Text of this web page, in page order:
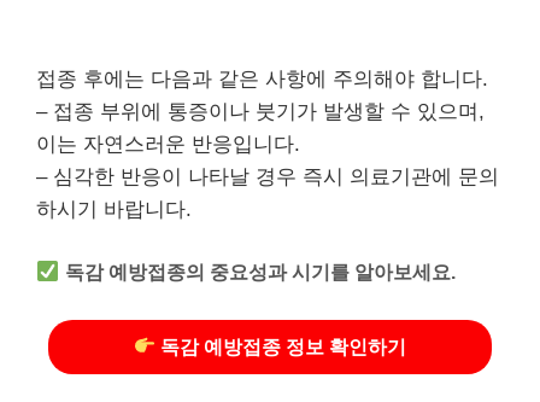
접종 후에는 다음과 같은 사항에 주의해야 합니다.
– 접종 부위에 통증이나 붓기가 발생할 수 있으며,
이는 자연스러운 반응입니다.
– 심각한 반응이 나타날 경우 즉시 의료기관에 문의
하시기 바랍니다.
독감 예방접종의 중요성과 시기를 알아보세요.
독감 예방접종 정보 확인하기